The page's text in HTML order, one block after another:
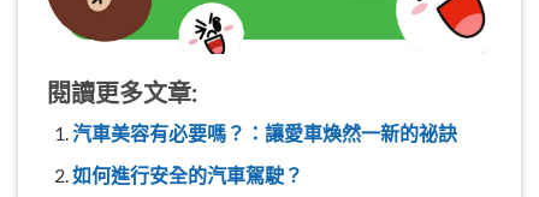
閱讀更多文章:
汽車美容有必要嗎？：讓愛車煥然一新的祕訣
如何進行安全的汽車駕駛？